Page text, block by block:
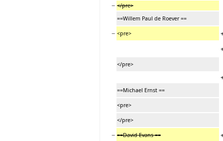
− </pre>
==Willem Paul de Roever ==
− <pre>
</pre>
==Michael Ernst ==
<pre>
</pre>
− ==David Evans ==